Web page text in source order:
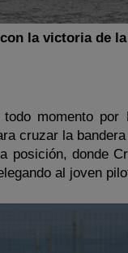
la victoria de
momento por
cruzar la
posición, donde
al joven